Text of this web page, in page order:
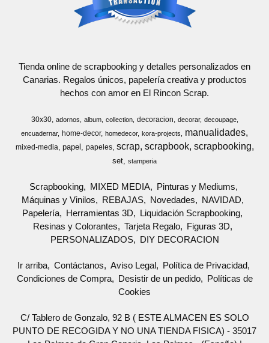
Tienda online de scrapbooking y detalles personalizados en
Canarias. Regalos únicos, papelería creativa y productos
hechos con amor en El Rincon Scrap.
30x30 adornos album collection decoracion decorar
decoupage
encuadernar
home-decor homedecor kora-projects manualidades
mixed-media papel papeles scrap scrapbook scrapbooking
set stamperia
Scrapbooking MIXED MEDIA
Pinturas y Mediums
Máquinas y Vinilos
REBAJAS Novedades
NAVIDAD
Papelería
Herramientas 3D
Liquidación Scrapbooking
Resinas y Colorantes
Tarjeta Regalo
Figuras 3D
PERSONALIZADOS
DIY DECORACION
Ir arriba Contáctanos Aviso Legal
Política de Privacidad
Condiciones de Compra
Desistir de un pedido
Políticas de
Cookies
C/ Tablero de Gonzalo, 92 B ( ESTE ALMACEN ES SOLO
PUNTO DE RECOGIDA Y NO UNA TIENDA FISICA) - 35017